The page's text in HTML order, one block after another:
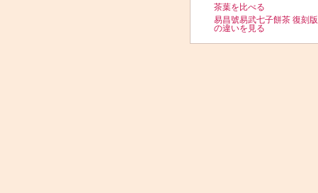
茶葉を比べる
易昌號易武七子餅茶 復刻版
の違いを見る